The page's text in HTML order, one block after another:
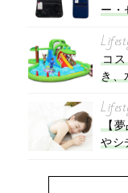
ー・
コ
き、
【
やシ